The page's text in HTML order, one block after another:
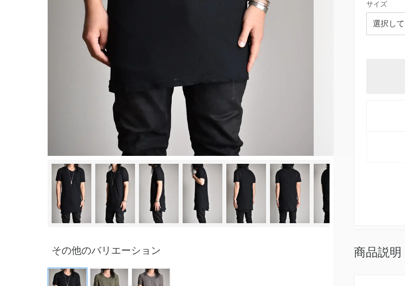
その他のバリエーション
サイズ
商品説明